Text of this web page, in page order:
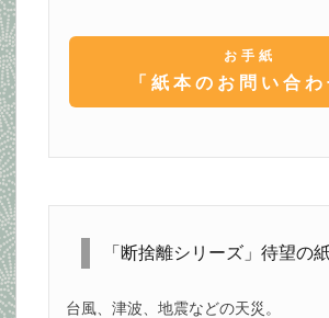
お手紙
「紙本のお問い合わ
「断捨離シリーズ」待望の
台風、津波、地震などの天災。